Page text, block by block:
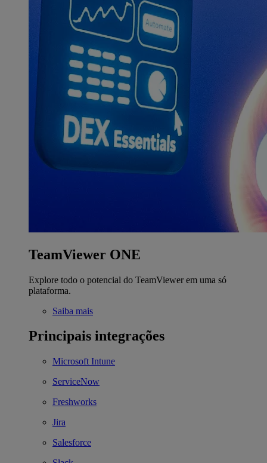
TeamViewer ONE
Explore todo o potencial do TeamViewer em uma só
plataforma.
Saiba mais
Principais integrações
Microsoft Intune
ServiceNow
Freshworks
Jira
Salesforce